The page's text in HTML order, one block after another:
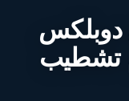
كازا 480م تشطيب